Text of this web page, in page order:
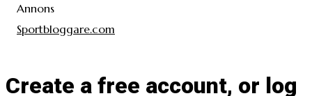
Annons
Sportbloggare.com
Create a free account, or log